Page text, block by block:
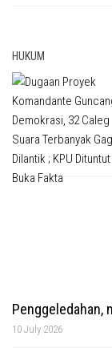
HUKUM
Penggeledahan,
10 July 2026